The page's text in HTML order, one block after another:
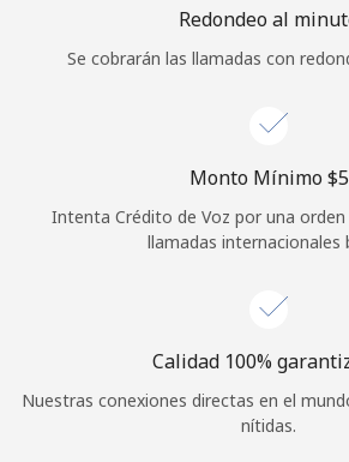
Redondeo al
Se cobrarán las llamadas con
Monto Mínimo ⁦$5⁩
Intenta Crédito de Voz por una
llamadas internacionales
Calidad 100%
Nuestras conexiones directas en el
nítidas.